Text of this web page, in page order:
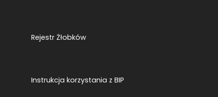
Rejestr Żłobków
Instrukcja korzystania z BIP